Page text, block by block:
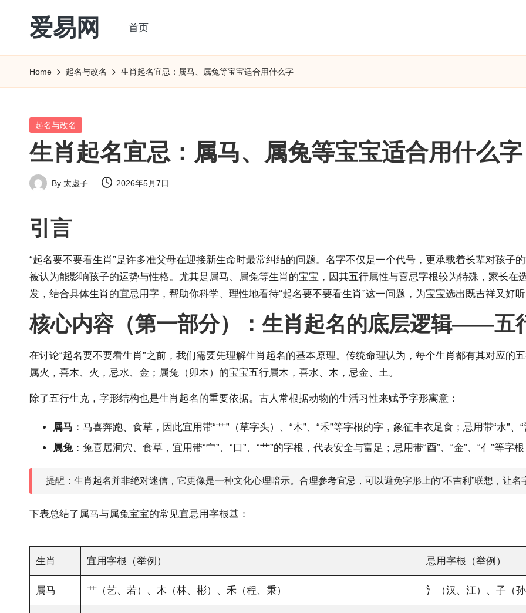
爱易网
历
阳
转
农
历
历
询
_2ebc.com
首页
Home 起名与改名 生肖起名宜忌：属马、属兔等宝宝适合用什么字
Posted
起名与改名
生肖起名宜忌：属马、属兔等宝宝适合用什么字
Posted
By 太虚子 2026年5月7日
引言
“起名要不要看生肖”是许多准父母在迎接新生命时最常纠结的问题。名字不仅是一个代号，更承载着长辈对孩子
被认为能影响孩子的运势与性格。尤其是属马、属兔等生肖的宝宝，因其五行属性与喜忌字根较为特殊，家长在
发，结合具体生肖的宜忌用字，帮助你科学、理性地看待“起名要不要看生肖”这一问题，为宝宝选出既吉祥又好听
核心内容（第一部分）：生肖起名的底层逻辑——五
在讨论“起名要不要看生肖”之前，我们需要先理解生肖起名的基本原理。传统命理认为，每个生肖都有其对应的
属火，喜木、火，忌水、金；属兔（卯木）的宝宝五行属木，喜水、木，忌金、土。
除了五行生克，字形结构也是生肖起名的重要依据。古人常根据动物的生活习性来赋予字形寓意：
属马 ：马喜奔跑、食草，因此宜用带“艹”（草字头）、“木”、“禾”等字根的字，象征丰衣足食；忌用带“水”、
属兔：兔喜居洞穴、食草，宜用带“宀”、“口”、“艹”的字根，代表安全与富足；忌用带“酉”、“金”、“亻”等字根
提醒：生肖起名并非绝对迷信，它更像是一种文化心理暗示。合理参考宜忌，可以避免字形上的“不吉利”联想，让名
下表总结了属马与属兔宝宝的常见宜忌用字根基：
生肖 宜用字根（举例） 忌用字根（举例）
属马 艹（艺、若）、木（林、彬）、禾（程、秉） 氵（汉、江）、子（